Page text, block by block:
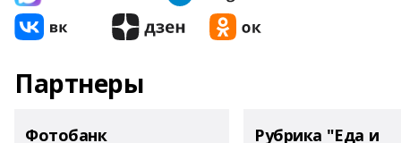
Партнеры
Фотобанк Рубрика "Еда и